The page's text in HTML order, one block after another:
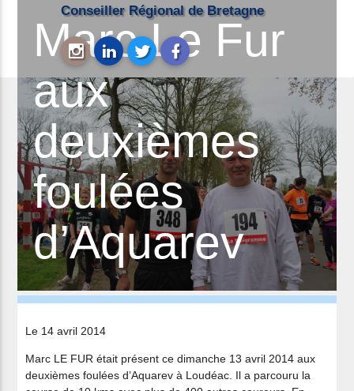
Conseiller Régional de Bretagne
Marc Le Fur
aux
deuxièmes
foulées
d’Aquarev
Le 14 avril 2014
Marc LE FUR était présent ce dimanche 13 avril 2014 aux
deuxièmes foulées d’Aquarev à Loudéac. Il a parcouru la